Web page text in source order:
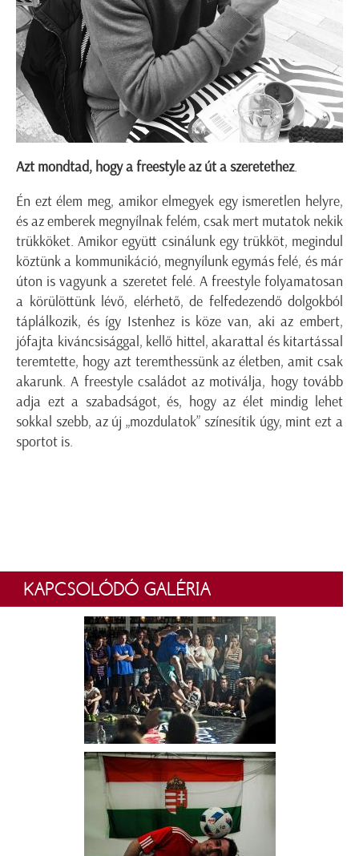
Azt mondtad, hogy a freestyle az út a szeretethez.
Én ezt élem meg, amikor elmegyek egy ismeretlen helyre,
és az emberek megnyílnak felém, csak mert mutatok nekik
trükköket. Amikor együtt csinálunk egy trükköt, megindul
köztünk a kommunikáció, megnyílunk egymás felé, és már
úton is vagyunk a szeretet felé. A freestyle folyamatosan
a körülöttünk lévő, elérhető, de felfedezendő dolgokból
táplálkozik, és így Istenhez is köze van, aki az embert,
jófajta kiváncsisággal, kellő hittel, akarattal és kitartással
teremtette, hogy azt teremthessünk az életben, amit csak
akarunk. A freestyle családot az motiválja, hogy tovább
adja ezt a szabadságot, és, hogy az élet mindig lehet
sokkal szebb, az új „mozdulatok” színesítik úgy, mint ezt a
sportot is.
KAPCSOLÓDÓ GALÉRIA